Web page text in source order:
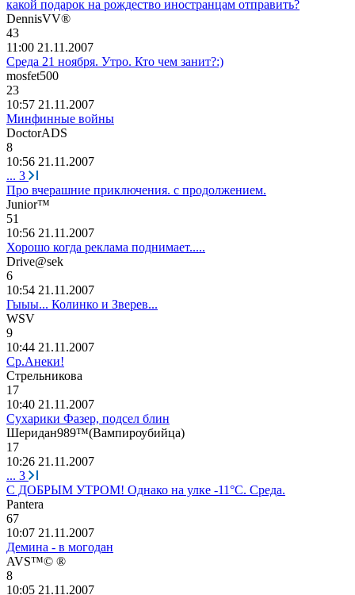
какой подарок на рождество иностранцам отправить?
DennisVV®
43
11:00 21.11.2007
Среда 21 ноября. Утро. Кто чем занит?:)
mosfet500
23
10:57 21.11.2007
Минфинные войны
DoctorADS
8
10:56 21.11.2007
... 3
Про вчерашние приключения. с продолжением.
Junior™
51
10:56 21.11.2007
Хорошо когда реклама поднимает.....
Drive@sek
6
10:54 21.11.2007
Гыыы... Колинко и Зверев...
WSV
9
10:44 21.11.2007
Ср.Анеки!
Стрельникова
17
10:40 21.11.2007
Cухарики Фазер, подсел блин
Шеридан989™(Вампироубийца)
17
10:26 21.11.2007
... 3
С ДОБРЫМ УТРОМ! Однако на улке -11°C. Среда.
Pаntеra
67
10:07 21.11.2007
Демина - в могодан
AVS™© ®
8
10:05 21.11.2007